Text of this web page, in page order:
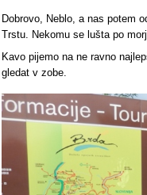
Dobrovo, Neblo, a nas potem
Trstu. Nekomu se lušta po
Kavo pijemo na ne ravno
gledat v zobe.